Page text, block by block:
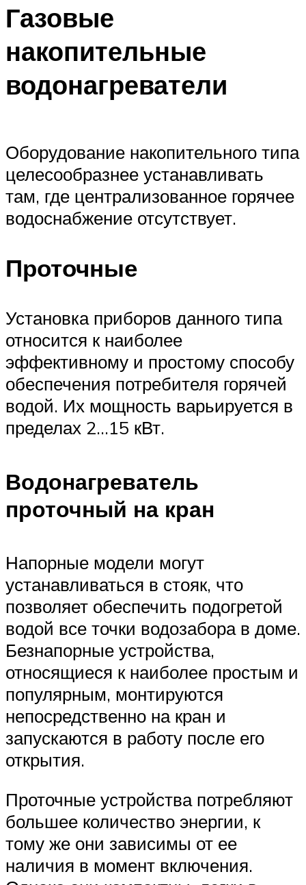
Газовые
накопительные
водонагреватели
Оборудование накопительного типа
целесообразнее устанавливать
там, где централизованное горячее
водоснабжение отсутствует.
Проточные
Установка приборов данного типа
относится к наиболее
эффективному и простому способу
обеспечения потребителя горячей
водой. Их мощность варьируется в
пределах 2…15 кВт.
Водонагреватель
проточный на кран
Напорные модели могут
устанавливаться в стояк, что
позволяет обеспечить подогретой
водой все точки водозабора в доме.
Безнапорные устройства,
относящиеся к наиболее простым и
популярным, монтируются
непосредственно на кран и
запускаются в работу после его
открытия.
Проточные устройства потребляют
большее количество энергии, к
тому же они зависимы от ее
наличия в момент включения.